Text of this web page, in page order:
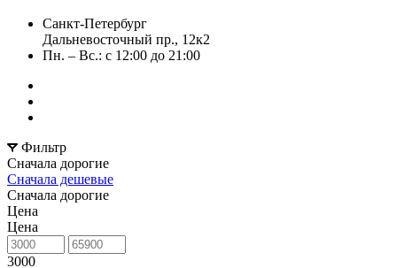
Санкт-Петербург
Дальневосточный пр., 12к2
Пн. – Вс.: с 12:00 до 21:00
Фильтр
Сначала дорогие
Сначала дешевые
Сначала дорогие
Цена
Цена
3000